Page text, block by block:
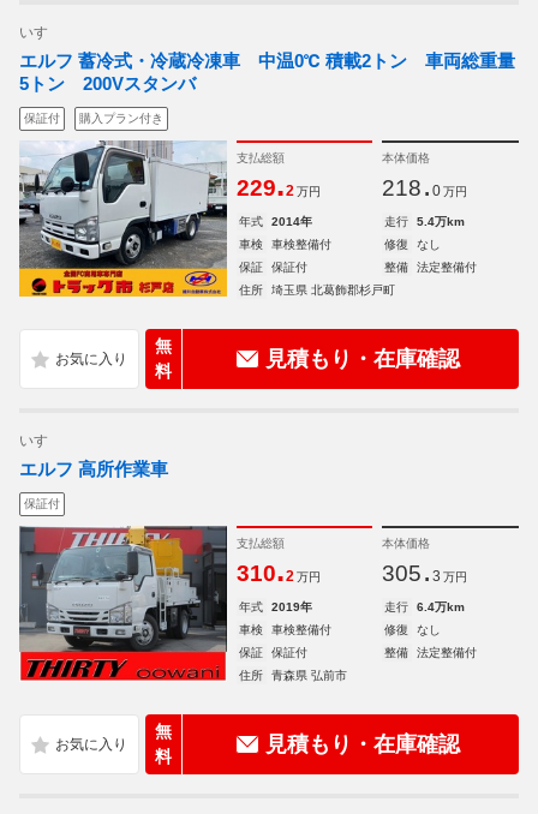
いすゞ
エルフ 蓄冷式・冷蔵冷凍車 中温0℃ 積載2トン 車両総重量
5トン 200Vスタンバ
保証付 購入プラン付き
支払総額
229.2 万円
本体価格
218. 0 万円
年式 2014年 走行
5.4万km
車検
車検整備付 修復
なし
保証
保証付 整備
法定整備付
住所
埼玉県 北葛飾郡杉戸町
無
料
見積もり・在庫確認
いすゞ
エルフ 高所作業車
保証付
支払総額
310.2 万円
本体価格
305. 3 万円
年式 2019年 走行
6.4万km
車検
車検整備付 修復
なし
保証
保証付 整備
法定整備付
住所
青森県 弘前市
無
料
見積もり・在庫確認